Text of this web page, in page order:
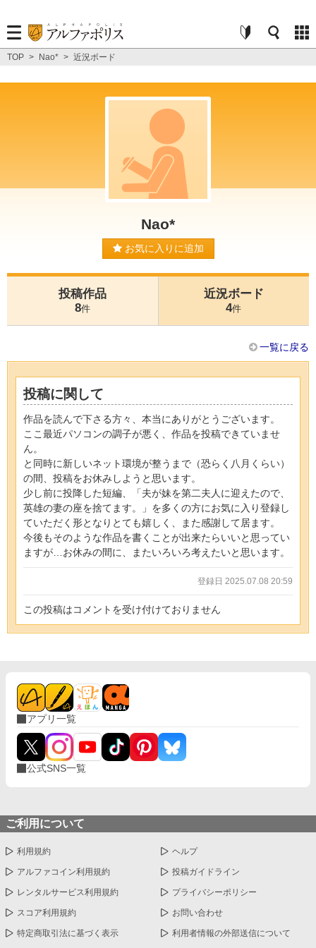
TOP > Nao* > 近況ボード
Nao*
お気に入りに追加
投稿作品
8件
近況ボード
4件
一覧に戻る
投稿に関して
作品を読んで下さる方々、本当にありがとうございます。
ここ最近パソコンの調子が悪く、作品を投稿できていませ
ん。
と同時に新しいネット環境が整うまで（恐らく八月くらい）
の間、投稿をお休みしようと思います。
少し前に投降した短編、「夫が妹を第二夫人に迎えたので、
英雄の妻の座を捨てます。」を多くの方にお気に入り登録し
ていただく形となりとても嬉しく、また感謝して居ます。
今後もそのような作品を書くことが出来たらいいと思ってい
ますが…お休みの間に、またいろいろ考えたいと思います。
登録日 2025.07.08 20:59
この投稿はコメントを受け付けておりません
アプリ一覧
公式SNS一覧
ご利用について
利用規約 ヘルプ
アルファコイン利用規約 投稿ガイドライン
レンタルサービス利用規約 プライバシーポリシー
スコア利用規約 お問い合わせ
特定商取引法に基づく表示 利用者情報の外部送信について